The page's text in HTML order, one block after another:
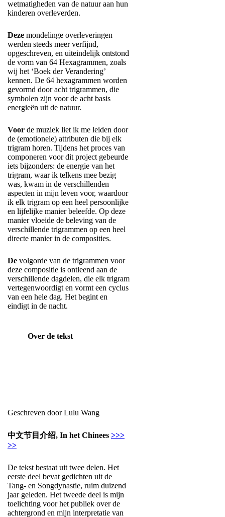
wetmatigheden van de natuur aan hun
kinderen overleverden.
Dezemondelinge overleveringen
werden steeds meer verfijnd,
opgeschreven, en uiteindelijk ontstond
de vorm van 64 Hexagrammen, zoals
wij het ‘Boek der Verandering’
kennen. De 64 hexagrammen worden
gevormd door acht trigrammen, die
symbolen zijn voor de acht basis
energieën uit de natuur.
Voorde muziek liet ik me leiden door
de (emotionele) attributen die bij elk
trigram horen. Tijdens het proces van
componeren voor dit project gebeurde
iets bijzonders: de energie van het
trigram, waar ik telkens mee bezig
was, kwam in de verschillenden
aspecten in mijn leven voor, waardoor
ik elk trigram op een heel persoonlijke
en lijfelijke manier beleefde. Op deze
manier vloeide de beleving van de
verschillende trigrammen op een heel
directe manier in de composities.
Devolgorde van de trigrammen voor
deze compositie is ontleend aan de
verschillende dagdelen, die elk trigram
vertegenwoordigt en vormt een cyclus
van een hele dag. Het begint en
eindigt in de nacht.
Over de tekst
Geschreven door Lulu Wang
中文节目介绍, In het Chinees >>>
>>
De tekst bestaat uit twee delen. Het
eerste deel bevat gedichten uit de
Tang- en Songdynastie, ruim duizend
jaar geleden. Het tweede deel is mijn
toelichting voor het publiek over de
achtergrond en mijn interpretatie van